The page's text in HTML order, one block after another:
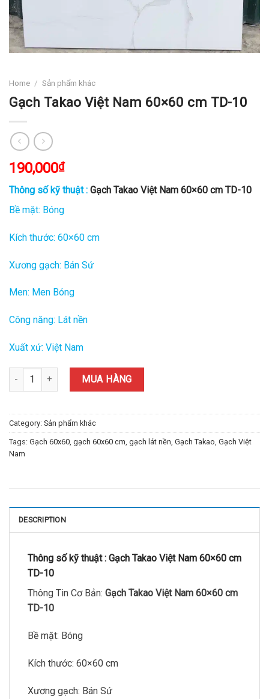
Home / Sản phẩm khác
Gạch Takao Việt Nam 60×60 cm TD-10
190,000₫
Thông số kỹ thuật : Gạch Takao Việt Nam 60×60 cm TD-10
Bề mặt: Bóng
Kích thước: 60×60 cm
Xương gạch: Bán Sứ
Men: Men Bóng
Công năng: Lát nền
Xuất xứ: Việt Nam
Gạch Takao Việt Nam 60x60 cm TD-10 quantity
MUA HÀNG
Category: Sản phẩm khác
Tags: Gạch 60x60 gạch 60x60 cm gạch lát nền Gạch Takao Gạch Việt
Nam
DESCRIPTION
Thông số kỹ thuật : Gạch Takao Việt Nam 60×60 cm
TD-10
Thông Tin Cơ Bản: Gạch Takao Việt Nam 60×60 cm
TD-10
Bề mặt: Bóng
Kích thước: 60×60 cm
Xương gạch: Bán Sứ